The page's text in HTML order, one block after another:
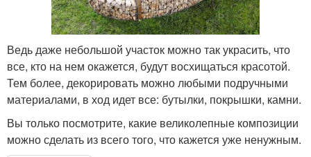
Ведь даже небольшой участок можно так украсить, что
все, кто на нем окажется, будут восхищаться красотой.
Тем более, декорировать можно любыми подручными
материалами, в ход идет все: бутылки, покрышки, камни.
Вы только посмотрите, какие великолепные композиции
можно сделать из всего того, что кажется уже ненужным.